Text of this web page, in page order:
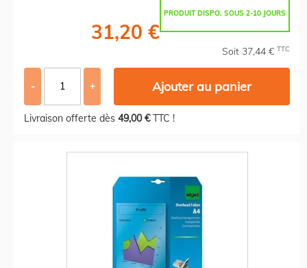
PRODUIT DISPO. SOUS 2-10 JOURS
31,20 €
Soit 37,44 € TTC
- + Ajouter au panier
Livraison offerte dès 49,00 €TTC !